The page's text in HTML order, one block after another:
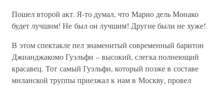
Пошел второй акт. Я-то думал, что Марио дель Монако
будет лучшим! Не был он лучшим! Другие были не хуже!
В этом спектакле пел знаменитый современный баритон
Джианджакомо Гуэльфи – высокий, слегка полнеющий
красавец. Тот самый Гуэльфи, который позже в составе
миланской труппы приезжал к нам в Москву, провел